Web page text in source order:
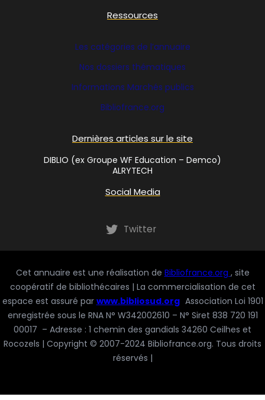
Ressources
Les catégories de l’annuaire
Nos dossiers thématiques
Informations Marchés publics
Bibliofrance.org
Dernières articles sur le site
DIBLIO (ex Groupe WF Education – Demco)
ALRYTECH
Social Media
Twitter
Cet annuaire est une réalisation de Bibliofrance.org , site
coopératif de bibliothécaires | La commercialisation de cet
espace est assuré par www.bibliosud.org Association Loi 1901
enregistrée sous le RNA N° W342002610 – N° Siret 838 720 191
00017 – Adresse : 1 chemin des gandials 34260 Ceilhes et
Rocozels | Copyright © 2007-2024 Bibliofrance.org. Tous droits
réservés |